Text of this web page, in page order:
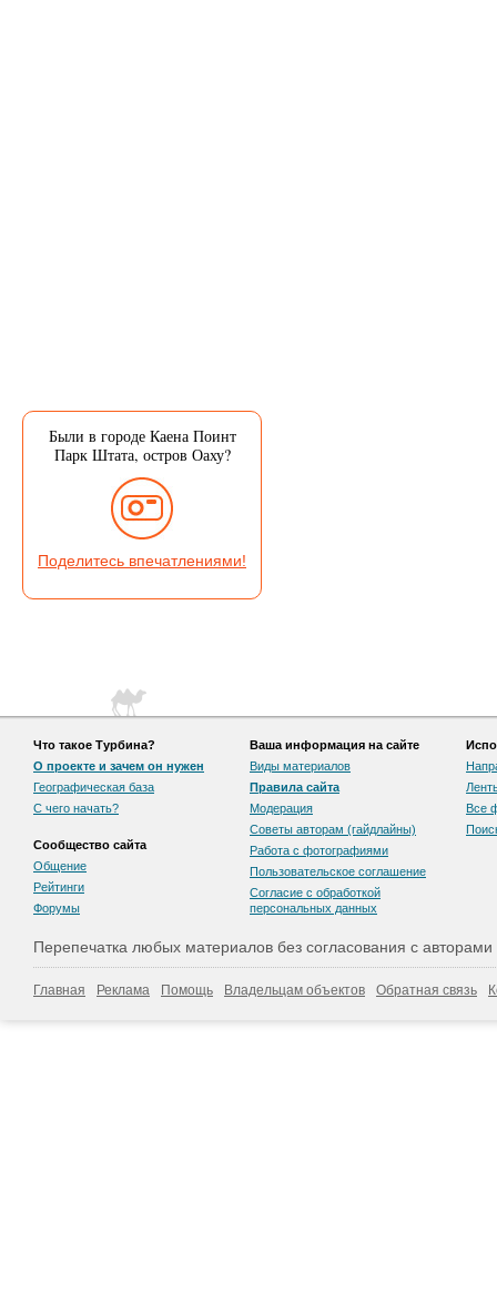
Были в городе Каена Поинт
Парк Штата, остров Оаху?
Поделитесь впечатлениями!
Что такое Турбина?
О проекте и зачем он нужен
Географическая база
С чего начать?
Сообщество сайта
Общение
Рейтинги
Форумы
Ваша информация на сайте
Виды материалов
Правила сайта
Модерация
Советы авторам (гайдлайны)
Работа с фотографиями
Пользовательскоe соглашение
Согласие с обработкой
персональных данных
Все
Перепечатка любых материалов без согласования с
Главная Реклама Помощь Владельцам объектов Обратная связь